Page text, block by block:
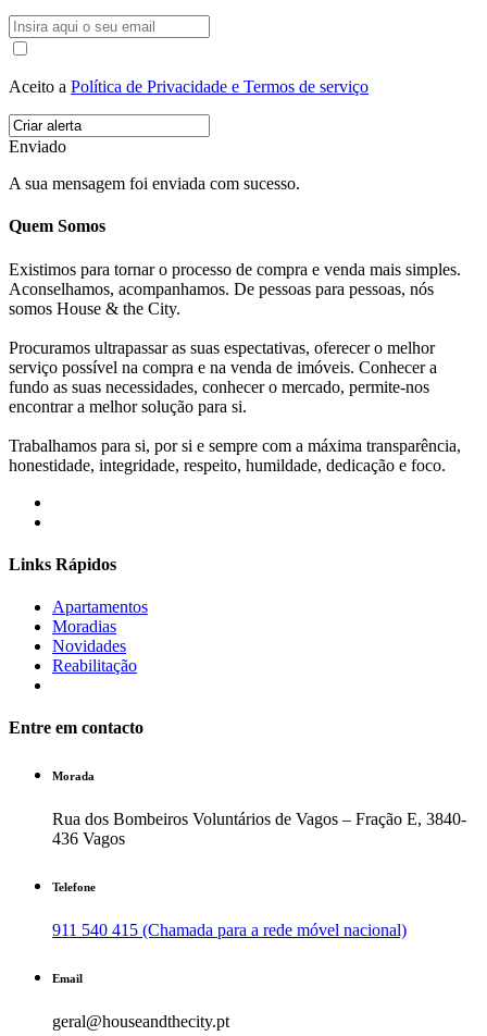
Aceito a Política de Privacidade e Termos de serviço
Enviado
A sua mensagem foi enviada com sucesso.
Quem Somos
Existimos para tornar o processo de compra e venda mais simples.
Aconselhamos, acompanhamos. De pessoas para pessoas, nós
somos House & the City.
Procuramos ultrapassar as suas espectativas, oferecer o melhor
serviço possível na compra e na venda de imóveis. Conhecer a
fundo as suas necessidades, conhecer o mercado, permite-nos
encontrar a melhor solução para si.
Trabalhamos para si, por si e sempre com a máxima transparência,
honestidade, integridade, respeito, humildade, dedicação e foco.
Links Rápidos
Apartamentos
Moradias
Novidades
Reabilitação
Entre em contacto
Morada
Rua dos Bombeiros Voluntários de Vagos – Fração E, 3840-
436 Vagos
Telefone
911 540 415 (Chamada para a rede móvel nacional)
Email
geral@houseandthecity.pt